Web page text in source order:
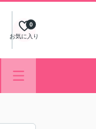
お気に入り
0